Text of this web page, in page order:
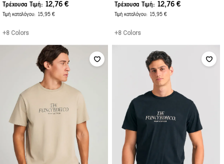
Τρέχουσα Τιμή
12,76 €
Τιμή καταλόγου 15,95 €
+8 Colors
Τρέχουσα Τιμή
12,76 €
Τιμή καταλόγου 15,95 €
+8 Colors